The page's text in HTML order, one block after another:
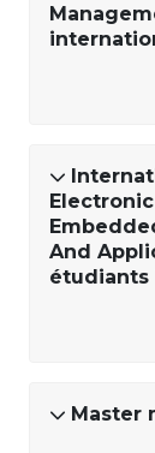
And
étudiants
Master